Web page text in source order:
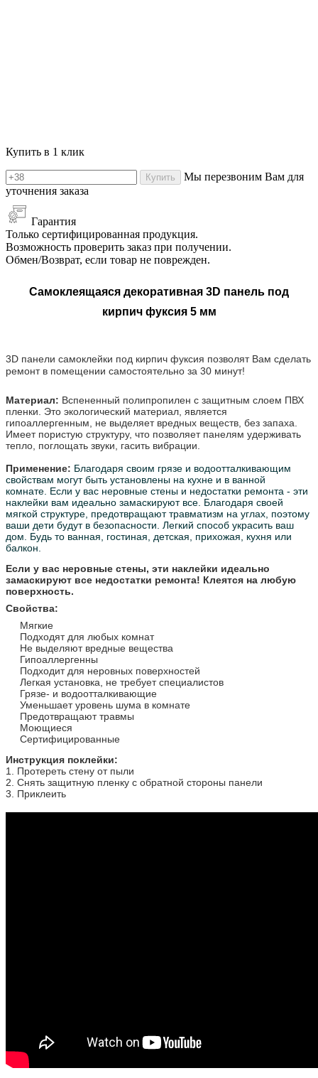
Купить в 1 клик
Купить
Мы перезвоним Вам для
уточнения заказа
Гарантия
Только сертифицированная продукция.
Возможность проверить заказ при получении.
Обмен/Возврат, если товар не поврежден.
Самоклеящаяся декоративная 3D панель под
кирпич фуксия 5 мм
3D панели самоклейки под кирпич фуксия позволят Вам сделать
ремонт в помещении самостоятельно за 30 минут!
Материал: Вспененный полипропилен с защитным слоем ПВХ
пленки. Это экологический материал, является
гипоаллергенным, не выделяет вредных веществ, без запаха.
Имеет пористую структуру, что позволяет панелям удерживать
тепло, поглощать звуки, гасить вибрации.
Применение: Благодаря своим грязе и водоотталкивающим
свойствам могут быть установлены на кухне и в ванной
комнате. Если у вас неровные стены и недостатки ремонта - эти
наклейки вам идеально замаскируют все. Благодаря своей
мягкой структуре, предотвращают травматизм на углах, поэтому
ваши дети будут в безопасности. Легкий способ украсить ваш
дом. Будь то ванная, гостиная, детская, прихожая, кухня или
балкон.
Если у вас неровные стены, эти наклейки идеально
замаскируют все недостатки ремонта! Клеятся на любую
поверхность.
Свойства:
Мягкие
Подходят для любых комнат
Не выделяют вредные вещества
Гипоаллергенны
Подходит для неровных поверхностей
Легкая установка, не требует специалистов
Грязе- и водоотталкивающие
Уменьшает уровень шума в комнате
Предотвращают травмы
Моющиеся
Сертифицированные
​Инструкция поклейки:
1. Протереть стену от пыли
2. Снять защитную пленку с обратной стороны панели
3. Приклеить